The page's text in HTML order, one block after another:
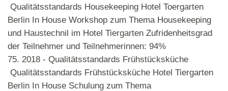
Qualitätsstandards Housekeeping Hotel Toergarten
Berlin In House Workshop zum Thema Housekeeping
und Haustechnil im Hotel Tiergarten Zufridenheitsgrad
der Teilnehmer und Teilnehmerinnen: 94%
75. 2018 - Qualitätsstandards Frühstücksküche
Qualitätsstandards Frühstücksküche Hotel Tiergarten
Berlin In House Schulung zum Thema